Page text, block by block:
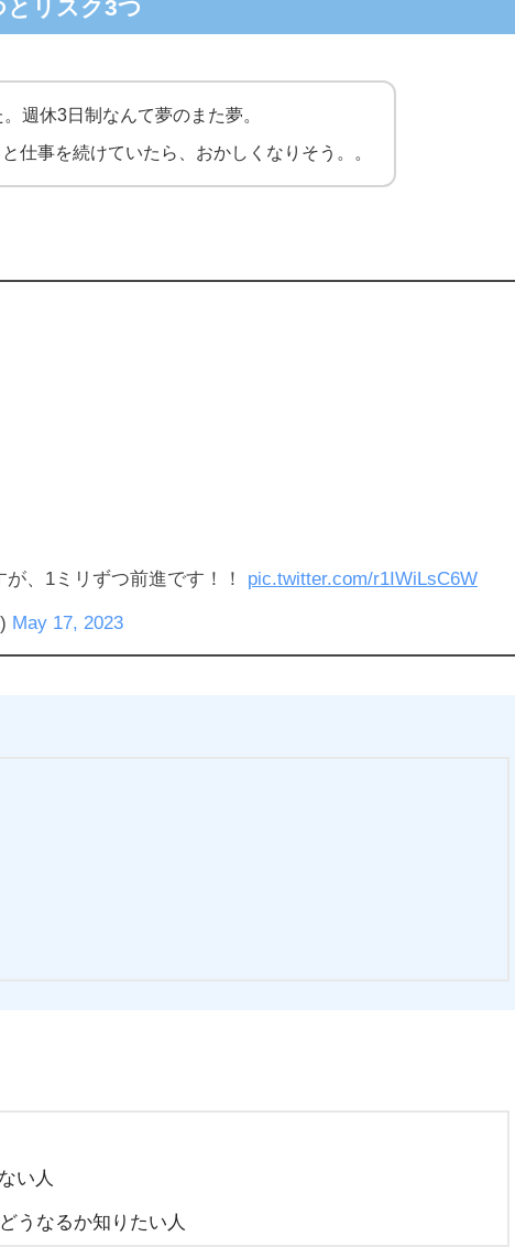
とリスク3つ
週休3日制なんて夢のまた夢。
仕事を続けていたら、おかしくなりそう。。
、1ミリずつ前進です！！ pic.twitter.com/r1IWiLsC6W
May 17, 2023
い人
うなるか知りたい人